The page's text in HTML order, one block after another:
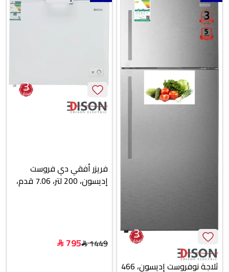
3
سنوات
ضمان
ثلاجة نوفروست إديسون، 466
3
سنوات
ضمان
فريزر أفقي دي فروست
إديسون، 200 لتر، 7.06 قدم،
1449
$
795
$